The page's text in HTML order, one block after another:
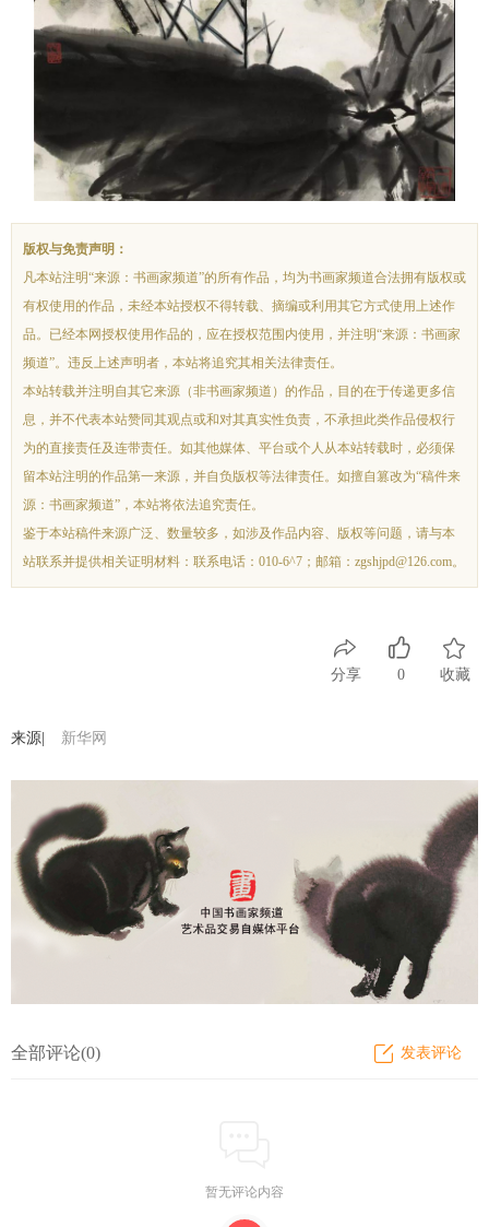
版权与免责声明：
凡本站注明“来源：书画家频道”的所有作品，均为书画家频道合法拥有版权或
有权使用的作品，未经本站授权不得转载、摘编或利用其它方式使用上述作
品。已经本网授权使用作品的，应在授权范围内使用，并注明“来源：书画家
频道”。违反上述声明者，本站将追究其相关法律责任。
本站转载并注明自其它来源（非书画家频道）的作品，目的在于传递更多信
息，并不代表本站赞同其观点或和对其真实性负责，不承担此类作品侵权行
为的直接责任及连带责任。如其他媒体、平台或个人从本站转载时，必须保
留本站注明的作品第一来源，并自负版权等法律责任。如擅自篡改为“稿件来
源：书画家频道”，本站将依法追究责任。
鉴于本站稿件来源广泛、数量较多，如涉及作品内容、版权等问题，请与本
站联系并提供相关证明材料：联系电话：010-6^7；邮箱：zgshjpd@126.com。
收藏
0
分享
来源| 新华网
全部评论(0) 发表评论
暂无评论内容